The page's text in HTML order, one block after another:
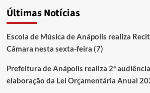
Últimas Notícias
Escola de Música de Anápolis realiza
Câmara nesta sexta-feira (7)
Prefeitura de Anápolis realiza 2ª
elaboração da Lei Orçamentária Anual